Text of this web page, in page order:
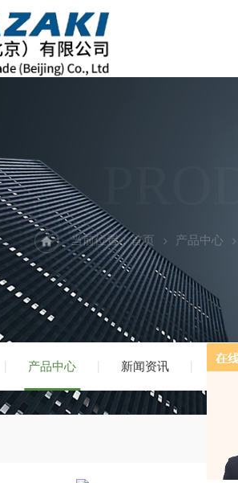
产品中心 新闻资讯 技
当前位置：首页 产品中心